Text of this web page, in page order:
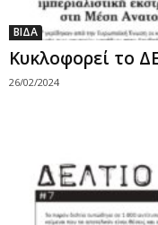
ΒΙΔΑ
Κυκλοφορεί το
26/02/2024